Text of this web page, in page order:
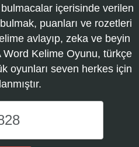
içerisinde verilen
puanları ve rozetleri
avlayıp, zeka ve beyin
Kelime Oyunu, türkçe
oyunları seven herkes için
Word
Kelime